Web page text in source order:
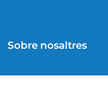
Sobre nosaltres